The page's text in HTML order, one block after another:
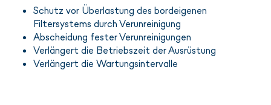
Schutz vor Überlastung des bordeigenen
Filtersystems durch Verunreinigung
Abscheidung fester Verunreinigungen
Verlängert die Betriebszeit der Ausrüstung
Verlängert die Wartungsintervalle